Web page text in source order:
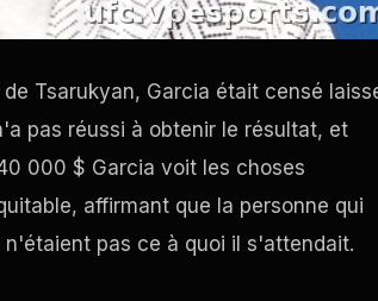
Tsarukyan, Garcia était censé
pas réussi à obtenir le résultat, et
000 $ Garcia voit les choses
affirmant que la personne qui
pas ce à quoi il s'attendait.